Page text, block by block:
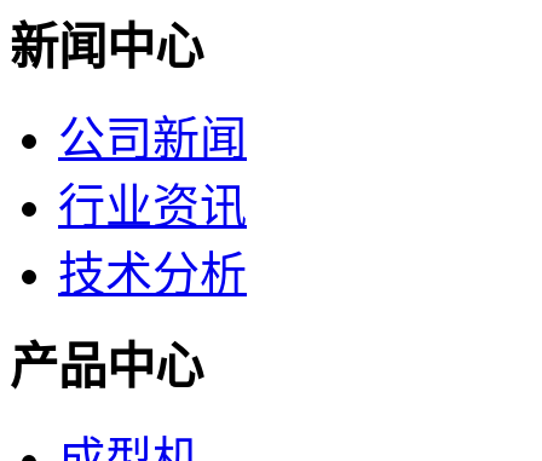
新闻中心
公司新闻
行业资讯
技术分析
产品中心